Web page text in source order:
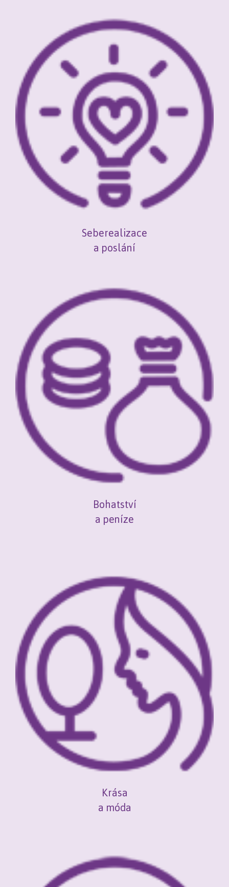
Seberealizace
a poslání
Bohatství
a peníze
Krása
a móda